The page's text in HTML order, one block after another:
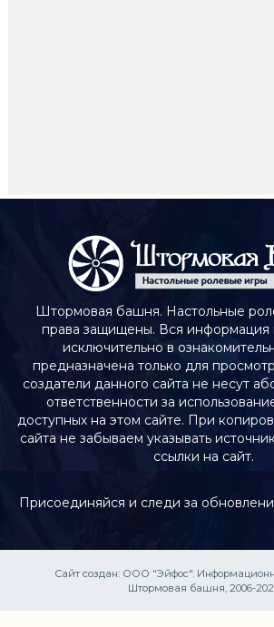
Штормовая башня. Настольные
права защищены. Вся информация
исключительно в
предназначена только для
создатели данного сайта не несут
ответственности за
доступных на этом сайте. При
сайта не забываем указывать
ссылки на сайт.
Присоединяйся и следи за
Сайт создан: ООО "Эйфос".
Штормовая башня, 2006-